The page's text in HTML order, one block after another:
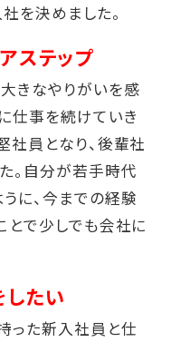
を決めました。
ステップ
きなやりがいを感
仕事を続けていき
社員となり、後輩社
。自分が若手時代
に、今までの経験
とで少しでも会社に
たい
った新入社員と仕